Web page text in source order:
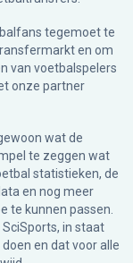
tegemoet te
en om
van voetbalspelers
onze partner
wat de
te zeggen wat
statistieken, de
en nog meer
te kunnen passen.
in staat
en dat voor alle